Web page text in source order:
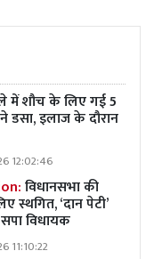
में शौच के लिए गई 5
डसा, इलाज के दौरान
12:02:46
विधानसभा की
स्थगित, ‘दान पेटी’
विधायक
11:10:22